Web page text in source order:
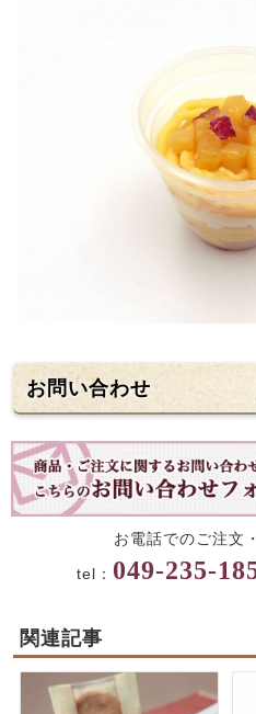
お問い合わせ
お電話でのご注文
tel： 049-235-
関連記事